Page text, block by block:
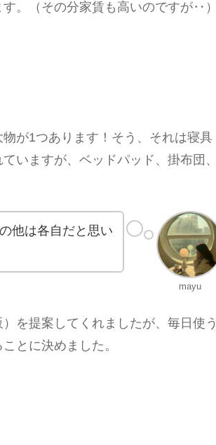
。（その分家賃も高いのですが‥）
が1つあります！そう、それは寝具
いますが、ベッドパッド、掛布団、
mayu
他は各自だと思い
を提案してくれましたが、毎日使う
とに決めました。